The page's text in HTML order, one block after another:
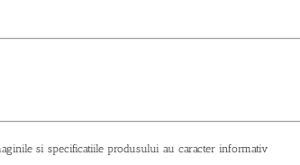
si specificatiile produsului au caracter informativ